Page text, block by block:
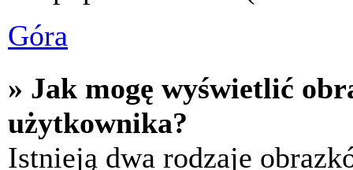
Góra
» Jak mogę wyświetlić
użytkownika?
Istnieją dwa rodzaje